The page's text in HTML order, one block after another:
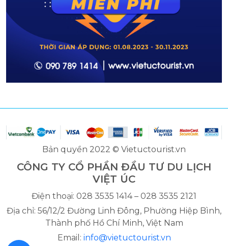
Bản quyền 2022 © Vietuctourist.vn
CÔNG TY CỔ PHẦN ĐẦU TƯ DU LỊCH
VIỆT ÚC
Điện thoại: 028 3535 1414 – 028 3535 2121
Địa chỉ: 56/12/2 Đường Linh Đông, Phường Hiệp Bình,
Thành phố Hồ Chí Minh, Việt Nam
Email: info@vietuctourist.vn